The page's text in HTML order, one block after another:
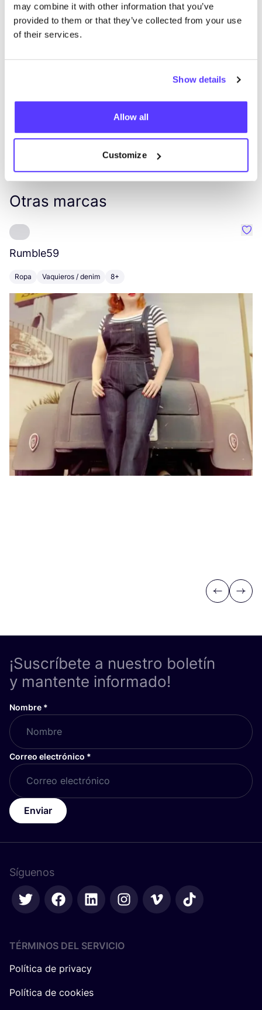
may combine it with other information that you’ve
provided to them or that they’ve collected from your use
of their services.
Show details
Allow all
Customize
List Map
Otras marcas
Rumble59
Ropa Vaquieros / denim 8+
Previous
Next
¡Suscríbete a nuestro boletín
y mantente informado!
Nombre *
Correo electrónico *
Enviar
Síguenos
TÉRMINOS DEL SERVICIO
Política de privacy
Política de cookies